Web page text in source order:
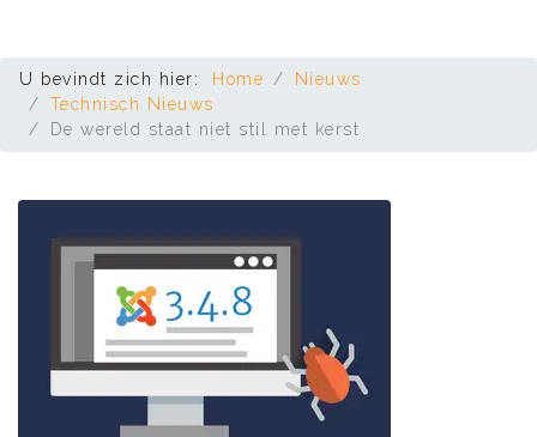
U bevindt zich hier: Home
Nieuws
Technisch Nieuws
De wereld staat niet stil met kerst